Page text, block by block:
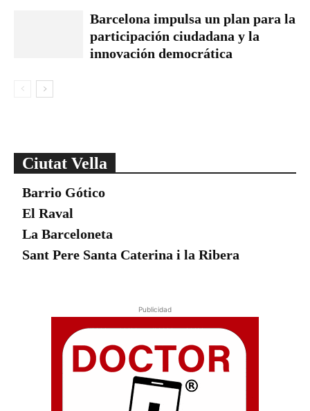
Barcelona impulsa un plan para la
participación ciudadana y la
innovación democrática
Ciutat Vella
Barrio Gótico
El Raval
La Barceloneta
Sant Pere Santa Caterina i la Ribera
Publicidad